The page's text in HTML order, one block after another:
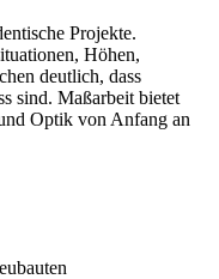
Projekte.
Höhen,
deutlich, dass
sind. Maßarbeit bietet
Optik von Anfang an